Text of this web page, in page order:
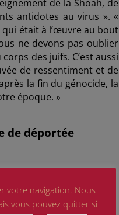
de la Shoah, de
antidotes au virus ». «
qui était à l’œuvre au bout
ne devons pas oublier
des juifs. C’est aussi
de ressentiment et de
la fin du génocide, la
époque. »
de déportée
votre navigation. Nous
vous pouvez quitter si